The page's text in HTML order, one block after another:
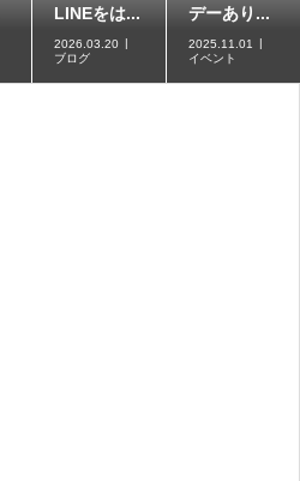
LINEをは...
2026.03.20
ブログ
デーあり...
2025.11.01
イベント